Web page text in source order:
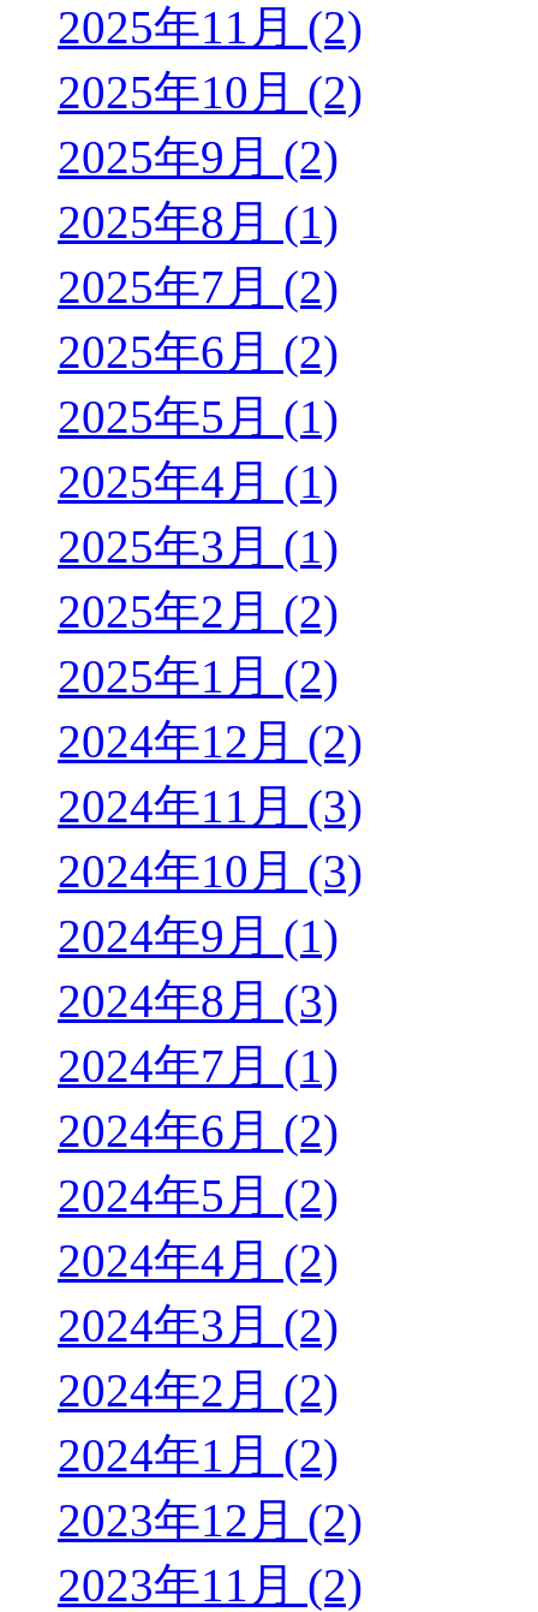
2025年11月 (2)
2025年10月 (2)
2025年9月 (2)
2025年8月 (1)
2025年7月 (2)
2025年6月 (2)
2025年5月 (1)
2025年4月 (1)
2025年3月 (1)
2025年2月 (2)
2025年1月 (2)
2024年12月 (2)
2024年11月 (3)
2024年10月 (3)
2024年9月 (1)
2024年8月 (3)
2024年7月 (1)
2024年6月 (2)
2024年5月 (2)
2024年4月 (2)
2024年3月 (2)
2024年2月 (2)
2024年1月 (2)
2023年12月 (2)
2023年11月 (2)